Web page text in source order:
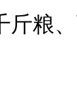
斤粮